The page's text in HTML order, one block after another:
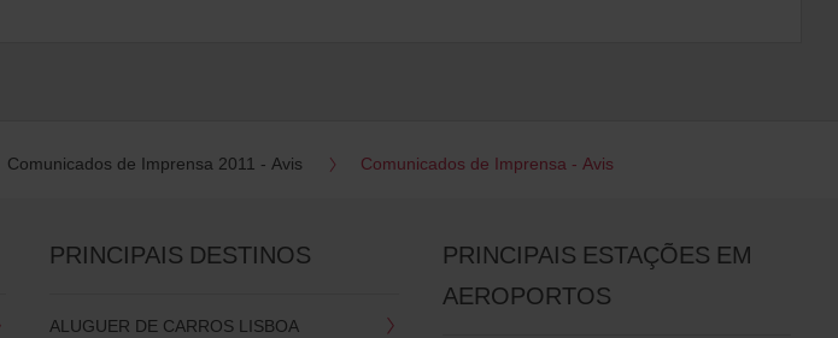
Comunicados de Imprensa 2011 - Avis Comunicados de Imprensa - Avis
PRINCIPAIS DESTINOS
ALUGUER DE CARROS LISBOA
PRINCIPAIS ESTAÇÕES EM
AEROPORTOS